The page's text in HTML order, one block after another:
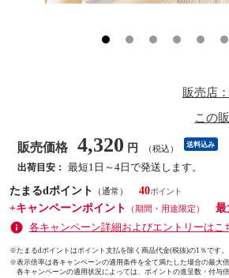
販売店
この
販売価格 4,320 円 （税込） 送料込み
出荷目安： 最短1日～4日で発送します。
たまるdポイント
（通常）
40
+キャンペーンポイント
（期間・用途限定）
最
各キャンペーン詳細およびエントリーはこ
※たまるdポイントはポイント支払を除く商品代金(税抜)の1％です。
※表示倍率は各キャンペーンの適用条件を全て満たした場合の最大倍
各キャンペーンの適用状況によっては、ポイントの進呈数・付与